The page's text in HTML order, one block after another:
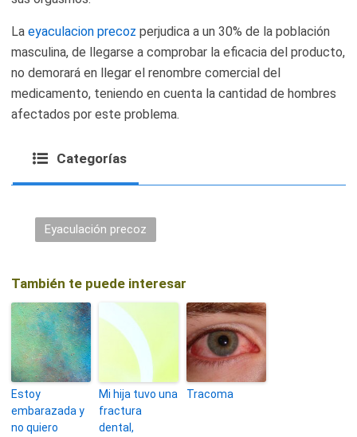
La eyaculacion precoz perjudica a un 30% de la población
masculina, de llegarse a comprobar la eficacia del producto,
no demorará en llegar el renombre comercial del
medicamento, teniendo en cuenta la cantidad de hombres
afectados por este problema.
Categorías
Eyaculación precoz
También te puede interesar
Estoy
embarazada y
no quiero
Mi hija tuvo una
fractura
dental,
Tracoma